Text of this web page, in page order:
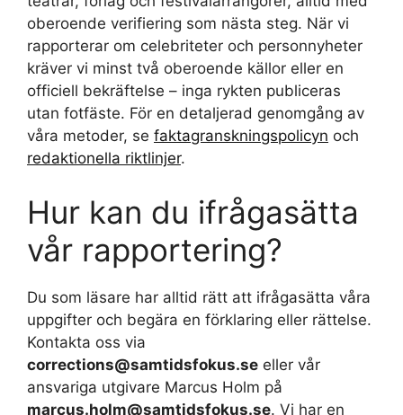
oberoende verifiering som nästa steg. När vi
rapporterar om celebriteter och personnyheter
kräver vi minst två oberoende källor eller en
officiell bekräftelse – inga rykten publiceras
utan fotfäste. För en detaljerad genomgång av
våra metoder, se faktagranskningspolicyn och
redaktionella riktlinjer.
Hur kan du ifrågasätta
vår rapportering?
Du som läsare har alltid rätt att ifrågasätta våra
uppgifter och begära en förklaring eller rättelse.
Kontakta oss via
corrections@samtidsfokus.se eller vår
ansvariga utgivare Marcus Holm på
marcus.holm@samtidsfokus.se. Vi har en